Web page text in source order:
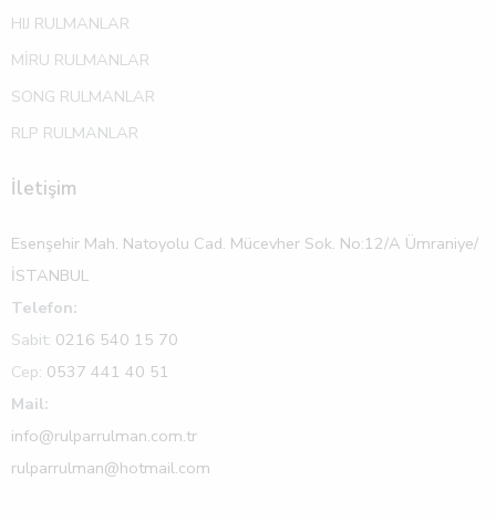
HIJ RULMANLAR
MİRU RULMANLAR
SONG RULMANLAR
RLP RULMANLAR
İletişim
Esenşehir Mah. Natoyolu Cad. Mücevher Sok. No:12/A Ümraniye/
İSTANBUL
Telefon:
Sabit: 0216 540 15 70
Cep: 0537 441 40 51
Mail:
info@rulparrulman.com.tr
rulparrulman@hotmail.com